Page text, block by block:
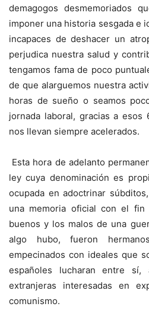
demagogos desmemoriados
imponer una historia sesgada e
incapaces de deshacer un
perjudica nuestra salud y
tengamos fama de poco
de que alarguemos nuestra
horas de sueño o seamos
jornada laboral, gracias a esos
nos llevan siempre acelerados.
Esta hora de adelanto
ley cuya denominación es
ocupada en adoctrinar
una memoria oficial con el
buenos y los malos de una
algo hubo, fueron
empecinados con ideales que
españoles lucharan entre sí,
extranjeras interesadas en
comunismo.